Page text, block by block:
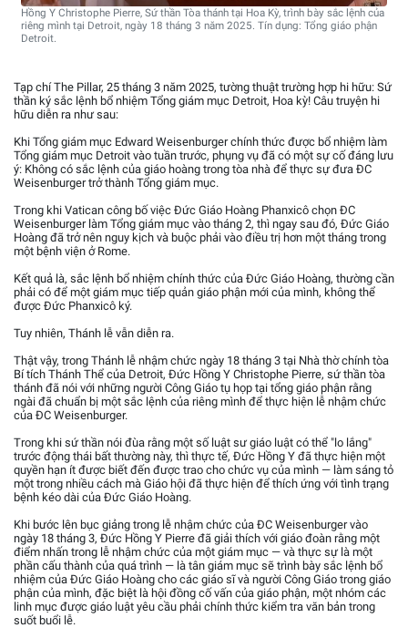
Hồng Y Christophe Pierre, Sứ thần Tòa thánh tại Hoa Kỳ, trình bày sắc lệnh của
riêng mình tại Detroit, ngày 18 tháng 3 năm 2025. Tín dụng: Tổng giáo phận
Detroit.
Tạp chí The Pillar, 25 tháng 3 năm 2025, tường thuật trường hợp hi hữu: Sứ
thần ký sắc lệnh bổ nhiệm Tổng giám mục Detroit, Hoa kỳ! Câu truyện hi
hữu diễn ra như sau:
Khi Tổng giám mục Edward Weisenburger chính thức được bổ nhiệm làm
Tổng giám mục Detroit vào tuần trước, phụng vụ đã có một sự cố đáng lưu
ý: Không có sắc lệnh của giáo hoàng trong tòa nhà để thực sự đưa ĐC
Weisenburger trở thành Tổng giám mục.
Trong khi Vatican công bố việc Đức Giáo Hoàng Phanxicô chọn ĐC
Weisenburger làm Tổng giám mục vào tháng 2, thì ngay sau đó, Đức Giáo
Hoàng đã trở nên nguy kịch và buộc phải vào điều trị hơn một tháng trong
một bệnh viện ở Rome.
Kết quả là, sắc lệnh bổ nhiệm chính thức của Đức Giáo Hoàng, thường cần
phải có để một giám mục tiếp quản giáo phận mới của mình, không thể
được Đức Phanxicô ký.
Tuy nhiên, Thánh lễ vẫn diễn ra.
Thật vậy, trong Thánh lễ nhậm chức ngày 18 tháng 3 tại Nhà thờ chính tòa
Bí tích Thánh Thể của Detroit, Đức Hồng Y Christophe Pierre, sứ thần tòa
thánh đã nói với những người Công Giáo tụ họp tại tổng giáo phận rằng
ngài đã chuẩn bị một sắc lệnh của riêng mình để thực hiện lễ nhậm chức
của ĐC Weisenburger.
Trong khi sứ thần nói đùa rằng một số luật sư giáo luật có thể "lo lắng"
trước động thái bất thường này, thì thực tế, Đức Hồng Y đã thực hiện một
quyền hạn ít được biết đến được trao cho chức vụ của mình — làm sáng tỏ
một trong nhiều cách mà Giáo hội đã thực hiện để thích ứng với tình trạng
bệnh kéo dài của Đức Giáo Hoàng.
Khi bước lên bục giảng trong lễ nhậm chức của ĐC Weisenburger vào
ngày 18 tháng 3, Đức Hồng Y Pierre đã giải thích với giáo đoàn rằng một
điểm nhấn trong lễ nhậm chức của một giám mục — và thực sự là một
phần cấu thành của quá trình — là tân giám mục sẽ trình bày sắc lệnh bổ
nhiệm của Đức Giáo Hoàng cho các giáo sĩ và người Công Giáo trong giáo
phận của mình, đặc biệt là hội đồng cố vấn của giáo phận, một nhóm các
linh mục được giáo luật yêu cầu phải chính thức kiểm tra văn bản trong
suốt buổi lễ.